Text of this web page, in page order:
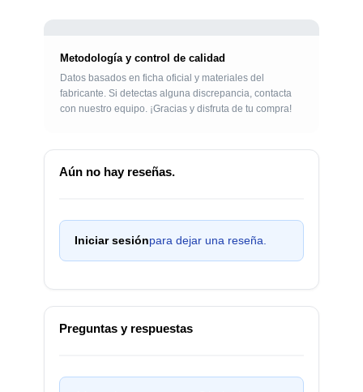
Metodología y control de calidad
Datos basados en ficha oficial y materiales del
fabricante. Si detectas alguna discrepancia, contacta
con nuestro equipo. ¡Gracias y disfruta de tu compra!
Aún no hay reseñas.
Iniciar sesiónpara dejar una reseña.
Preguntas y respuestas